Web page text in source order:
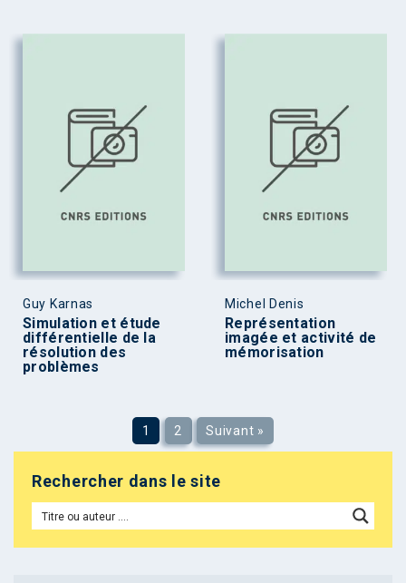
Guy Karnas
Simulation et étude
différentielle de la
résolution des
problèmes
Michel Denis
Représentation
imagée et activité de
mémorisation
1 2 Suivant »
Rechercher dans le site